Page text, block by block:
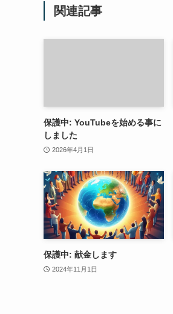
関連記事
保護中: YouTubeを始める事に
しました
2026年4月1日
保護中: 献金します
2024年11月1日